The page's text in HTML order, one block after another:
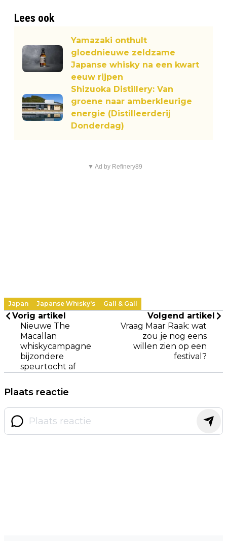
Lees ook
Yamazaki onthult
gloednieuwe zeldzame
Japanse whisky na een kwart
eeuw rijpen
Shizuoka Distillery: Van
groene naar amberkleurige
energie (Distilleerderij
Donderdag)
▼ Ad by Refinery89
Japan Japanse Whisky's Gall & Gall
Vorig artikel
Nieuwe The
Macallan
whiskycampagne
bijzondere
speurtocht af
Volgend artikel
Vraag Maar Raak: wat
zou je nog eens
willen zien op een
festival?
Plaats reactie